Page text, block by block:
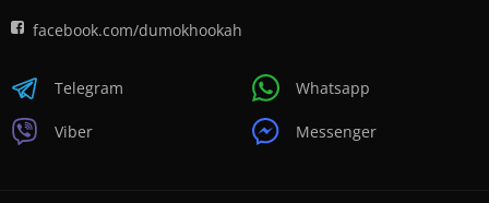
facebook.com/dumokhookah
Telegram
Viber
Whatsapp
Messenger